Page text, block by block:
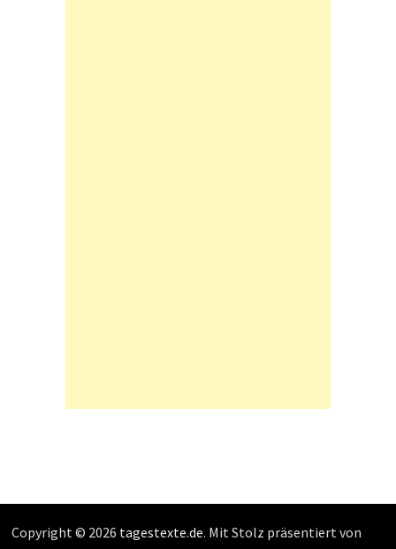
Copyright © 2026 tagestexte.de. Mit Stolz präsentiert von